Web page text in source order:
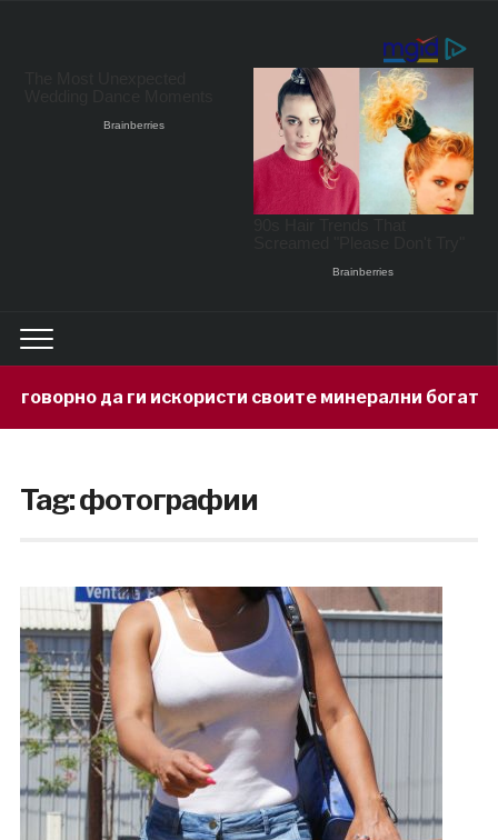
да ги искористи своите минерални богатства
Tag:фотографии